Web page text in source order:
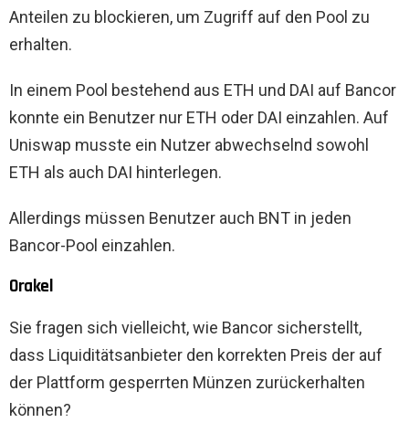
Anteilen zu blockieren, um Zugriff auf den Pool zu
erhalten.
In einem Pool bestehend aus ETH und DAI auf Bancor
konnte ein Benutzer nur ETH oder DAI einzahlen. Auf
Uniswap musste ein Nutzer abwechselnd sowohl
ETH als auch DAI hinterlegen.
Allerdings müssen Benutzer auch BNT in jeden
Bancor-Pool einzahlen.
Orakel
Sie fragen sich vielleicht, wie Bancor sicherstellt,
dass Liquiditätsanbieter den korrekten Preis der auf
der Plattform gesperrten Münzen zurückerhalten
können?